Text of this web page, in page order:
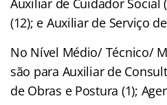
Auxiliar de Cuidador Social
(12); e Auxiliar de Serviço
No Nível Médio/ Técnico/
são para Auxiliar de
de Obras e Postura (1);